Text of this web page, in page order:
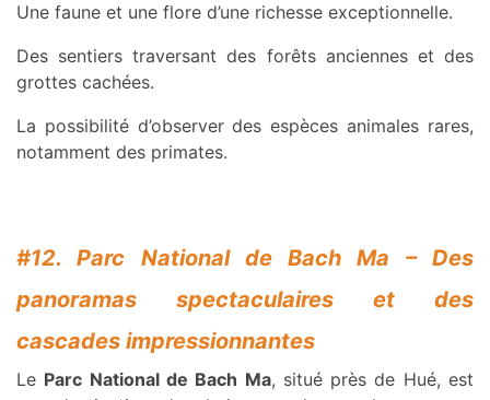
Une faune et une flore d’une richesse exceptionnelle.
Des sentiers traversant des forêts anciennes et des
grottes cachées.
La possibilité d’observer des espèces animales rares,
notamment des primates.
#12. Parc National de Bach Ma – Des
panoramas spectaculaires et des
cascades impressionnantes
Le Parc National de Bach Ma, situé près de Hué, est